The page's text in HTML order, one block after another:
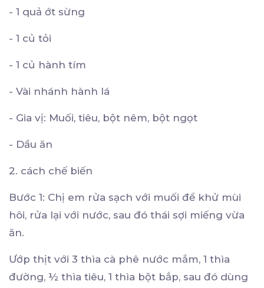
- 1 quả ớt sừng
- 1 củ tỏi
- 1 củ hành tím
- Vài nhánh hành lá
- Gia vị: Muối, tiêu, bột nêm, bột ngọt
- Dầu ăn
2. cách chế biến
Bước 1: Chị em rửa sạch với muối để khử mùi
hôi, rửa lại với nước, sau đó thái sợi miếng vừa
ăn.
Ướp thịt với 3 thìa cà phê nước mắm, 1 thìa
đường, ½ thìa tiêu, 1 thìa bột bắp, sau đó dùng